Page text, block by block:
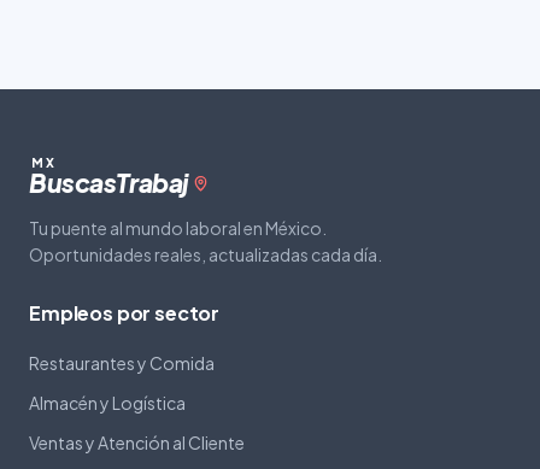
MX
BuscasTrabaj
Tu puente al mundo laboral en México.
Oportunidades reales, actualizadas cada día.
Empleos por sector
Restaurantes y Comida
Almacén y Logística
Ventas y Atención al Cliente